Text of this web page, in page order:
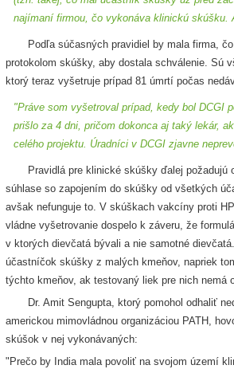
najímaní firmou, čo vykonáva klinickú
Podľa súčasných pravidiel by mala firma, čo
protokolom skúšky, aby dostala schválenie. Sú
ktorý teraz vyšetruje prípad 81 úmrtí počas
"Práve som vyšetroval prípad, kedy bol DCGI
prišlo za 4 dni, pričom dokonca aj taký lekár,
celého projektu. Úradníci v DCGI zjavne
Pravidlá pre klinické skúšky ďalej požadujú
súhlase so zapojením do skúšky od všetkých
avšak nefunguje to. V skúškach vakcíny proti
vládne vyšetrovanie dospelo k záveru, že
v ktorých dievčatá bývali a nie samotné
účastníčok skúšky z malých kmeňov, napriek
týchto kmeňov, ak testovaný liek pre nich nemá
Dr. Amit Sengupta, ktorý pomohol odhaliť
americkou mimovládnou organizáciou PATH,
skúšok v nej vykonávaných:
"Prečo by India mala povoliť na svojom území